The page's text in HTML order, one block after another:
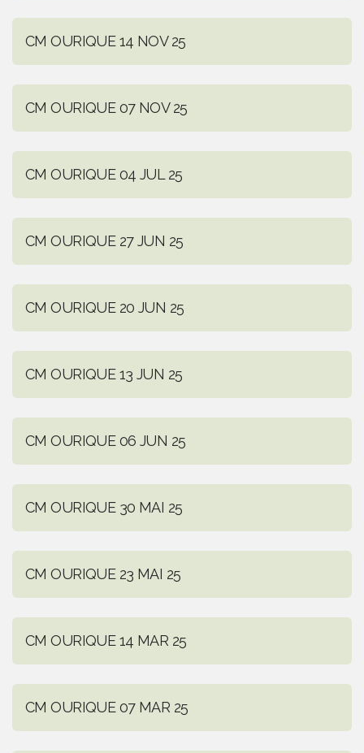
CM OURIQUE 14 NOV 25
CM OURIQUE 07 NOV 25
CM OURIQUE 04 JUL 25
CM OURIQUE 27 JUN 25
CM OURIQUE 20 JUN 25
CM OURIQUE 13 JUN 25
CM OURIQUE 06 JUN 25
CM OURIQUE 30 MAI 25
CM OURIQUE 23 MAI 25
CM OURIQUE 14 MAR 25
CM OURIQUE 07 MAR 25